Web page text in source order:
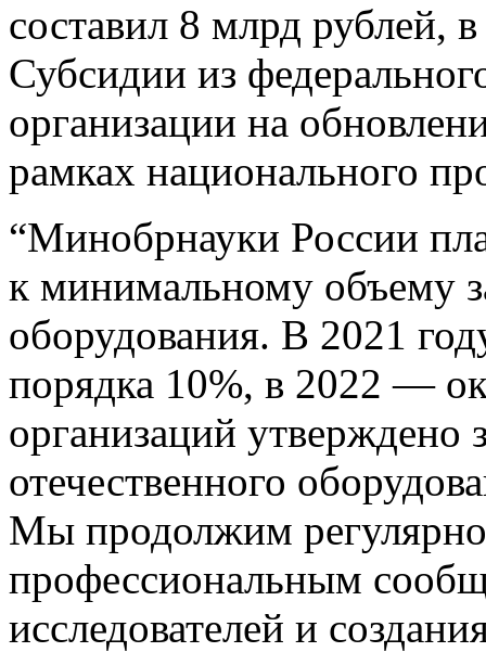
составил 8 млрд рублей,
Субсидии из
организации на
рамках национального
“Минобрнауки России
к минимальному объему
оборудования. В 2021
порядка 10%, в 2022 —
организаций утверждено
отечественного
Мы продолжим регулярно
профессиональным
исследователей и